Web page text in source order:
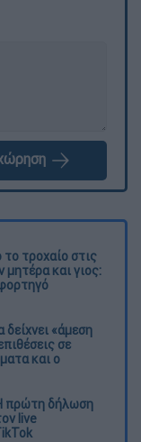
τροχαίο στις
και γιος:
«άμεση
σε
και ο
πρώτη δήλωση
live